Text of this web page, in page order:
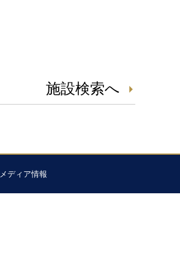
施設検索へ
メディア情報